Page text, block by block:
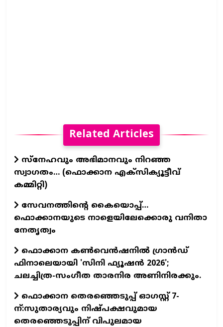
Related Articles
സ്നേഹവും അഭിമാനവും നിറഞ്ഞ
സ്വാഗതം… (ഫൊക്കാന എക്സിക്യൂട്ടീവ്
കമ്മിറ്റി)
സേവനത്തിന്റെ കൈയൊപ്പ്…
ഫൊക്കാനയുടെ നാളെയിലേക്കൊരു വനിതാ
നേതൃത്വം
ഫൊക്കാന കണ്‍വെന്‍ഷനില്‍ ഗ്രാന്‍ഡ്
ഫിനാലെയായി 'സിനി ഫ്യൂഷന്‍ 2026';
ചലച്ചിത്ര-സംഗീത താരനിര അണിനിരക്കും.
ഫൊക്കാന തെരഞ്ഞെടുപ്പ് ഓഗസ്റ്റ് 7-
ന്:സുതാര്യവും നിഷ്പക്ഷവുമായ
തെരഞ്ഞെടുപ്പിന് വിപുലമായ